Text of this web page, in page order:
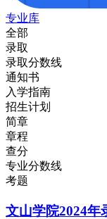
专业库
全部
录取
录取分数线
通知书
入学指南
招生计划
简章
章程
查分
专业分数线
考题
文山学院2024年